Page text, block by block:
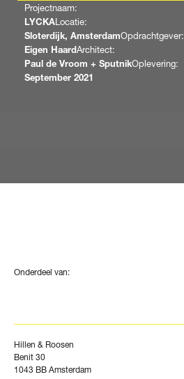
Projectnaam:
LYCKALocatie:
Sloterdijk, AmsterdamOpdrachtgever:
Eigen HaardArchitect:
Paul de Vroom + SputnikOplevering:
September 2021
Onderdeel van:
Hillen & Roosen
Benit 30
1043 BB Amsterdam